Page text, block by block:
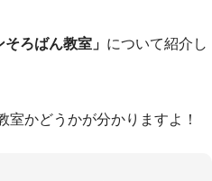
そろばん教室」 について紹介し
かどうかが分かりますよ！